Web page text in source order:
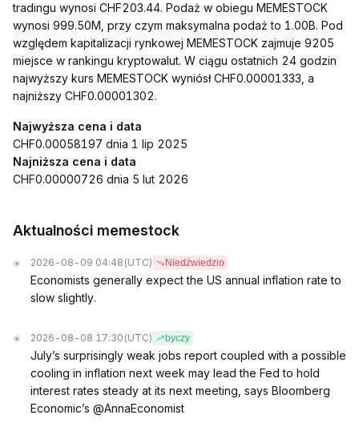
tradingu wynosi CHF203.44. Podaż w obiegu MEMESTOCK
wynosi 999.50M, przy czym maksymalna podaż to 1.00B. Pod
względem kapitalizacji rynkowej MEMESTOCK zajmuje 9205
miejsce w rankingu kryptowalut. W ciągu ostatnich 24 godzin
najwyższy kurs MEMESTOCK wyniósł CHF0.00001333, a
najniższy CHF0.00001302.
Najwyższa cena i data
CHF0.00058197 dnia 1 lip 2025
Najniższa cena i data
CHF0.00000726 dnia 5 lut 2026
Aktualności memestock
2026-08-09 04:48 (UTC) Niedźwiedzio
Economists generally expect the US annual inflation rate to
slow slightly.
2026-08-08 17:30 (UTC) byczy
July’s surprisingly weak jobs report coupled with a possible
cooling in inflation next week may lead the Fed to hold
interest rates steady at its next meeting, says Bloomberg
Economic’s @AnnaEconomist